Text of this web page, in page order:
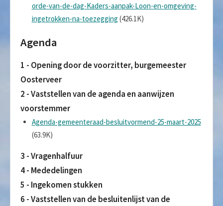
orde-van-de-dag-Kaders-aanpak-Loon-en-omgeving-
ingetrokken-na-toezegging (426.1K)
Agenda
1 - Opening door de voorzitter, burgemeester
Oosterveer
2 - Vaststellen van de agenda en aanwijzen
voorstemmer
Agenda-gemeenteraad-besluitvormend-25-maart-2025
(63.9K)
3 - Vragenhalfuur
4 - Mededelingen
5 - Ingekomen stukken
6 - Vaststellen van de besluitenlijst van de